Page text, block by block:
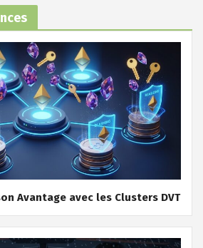
Avantage avec les Clusters DVT